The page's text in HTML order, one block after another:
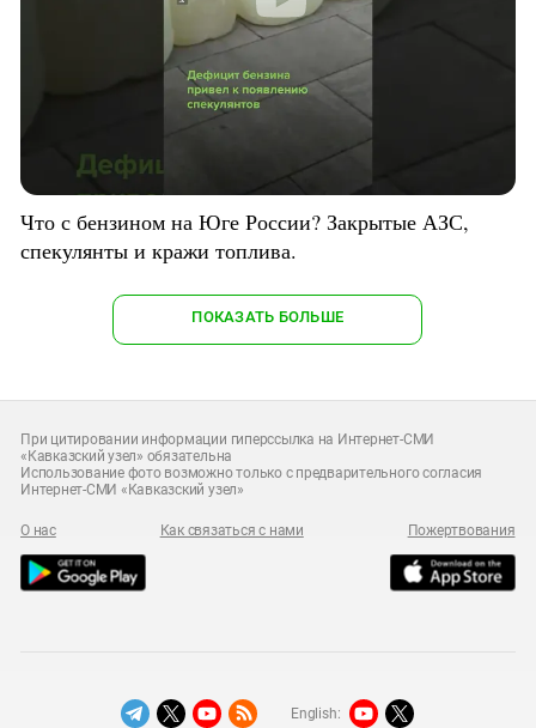
Что с бензином на Юге России? Закрытые АЗС,
спекулянты и кражи топлива.
ПОКАЗАТЬ БОЛЬШЕ
При цитировании информации гиперссылка на Интернет-СМИ
«Кавказский узел» обязательна
Использование фото возможно только с предварительного согласия
Интернет-СМИ «Кавказский узел»
О нас Как связаться с нами Пожертвования
English: